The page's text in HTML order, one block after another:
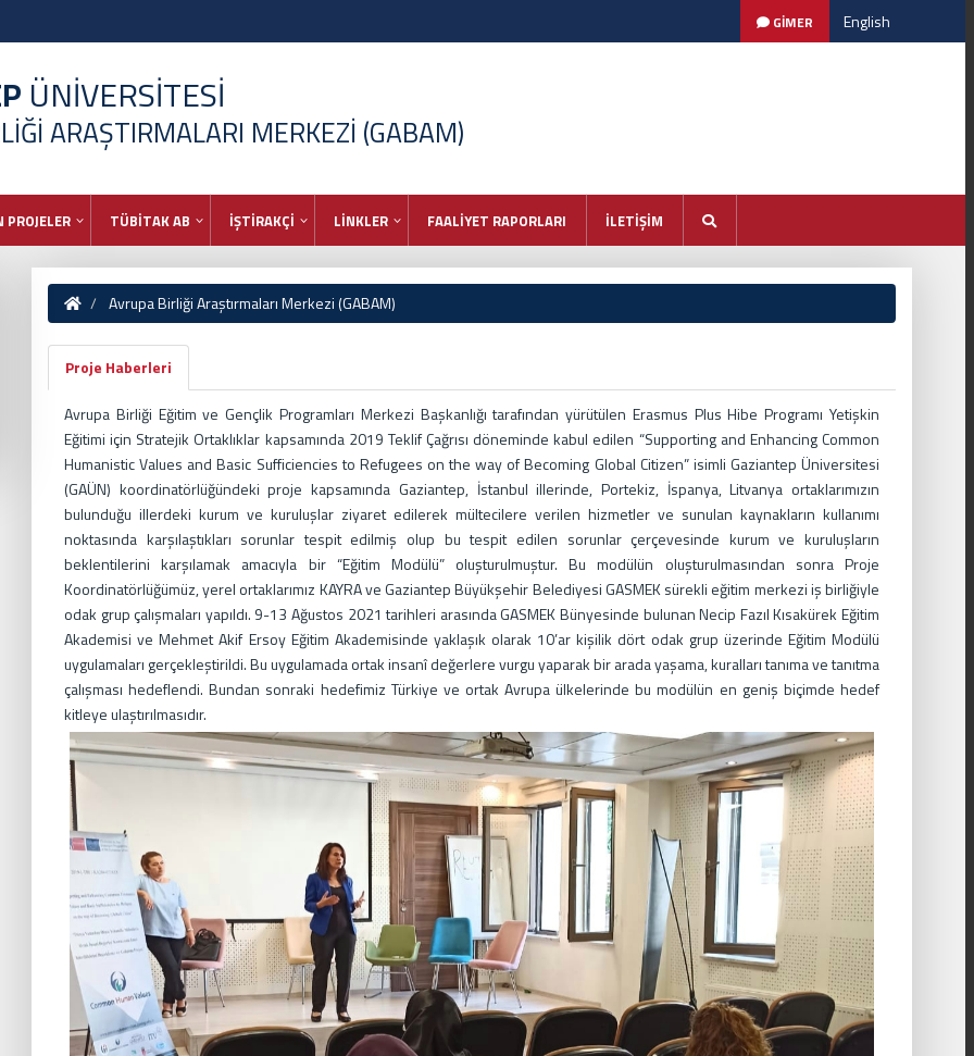
GİMER English
ÜNİVERSİTESİ
ARAŞTIRMALARI MERKEZİ (GABAM)
TÜBİTAK AB İŞTİRAKÇİ LİNKLER FAALİYET RAPORLARI İLETİŞİM
Avrupa Birliği Araştırmaları Merkezi (GABAM)
Proje Haberleri
Avrupa Birliği Eğitim ve Gençlik Programları Merkezi Başkanlığı tarafından yürütülen Erasmus Plus Hibe Programı Yetişkin
Eğitimi için Stratejik Ortaklıklar kapsamında 2019 Teklif Çağrısı döneminde kabul edilen “Supporting and Enhancing Common
Humanistic Values and Basic Sufficiencies to Refugees on the way of Becoming Global Citizen” isimli Gaziantep Üniversitesi
(GAÜN) koordinatörlüğündeki proje kapsamında Gaziantep, İstanbul illerinde, Portekiz, İspanya, Litvanya ortaklarımızın
bulunduğu illerdeki kurum ve kuruluşlar ziyaret edilerek mültecilere verilen hizmetler ve sunulan kaynakların kullanımı
noktasında karşılaştıkları sorunlar tespit edilmiş olup bu tespit edilen sorunlar çerçevesinde kurum ve kuruluşların
beklentilerini karşılamak amacıyla bir “Eğitim Modülü” oluşturulmuştur. Bu modülün oluşturulmasından sonra Proje
Koordinatörlüğümüz, yerel ortaklarımız KAYRA ve Gaziantep Büyükşehir Belediyesi GASMEK sürekli eğitim merkezi iş birliğiyle
odak grup çalışmaları yapıldı. 9-13 Ağustos 2021 tarihleri arasında GASMEK Bünyesinde bulunan Necip Fazıl Kısakürek Eğitim
Akademisi ve Mehmet Akif Ersoy Eğitim Akademisinde yaklaşık olarak 10’ar kişilik dört odak grup üzerinde Eğitim Modülü
uygulamaları gerçekleştirildi. Bu uygulamada ortak insanî değerlere vurgu yaparak bir arada yaşama, kuralları tanıma ve tanıtma
çalışması hedeflendi. Bundan sonraki hedefimiz Türkiye ve ortak Avrupa ülkelerinde bu modülün en geniş biçimde hedef
kitleye ulaştırılmasıdır.